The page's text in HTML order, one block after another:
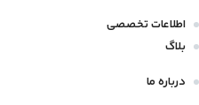
اطلاعات تخصصی
بلاگ
درباره ما